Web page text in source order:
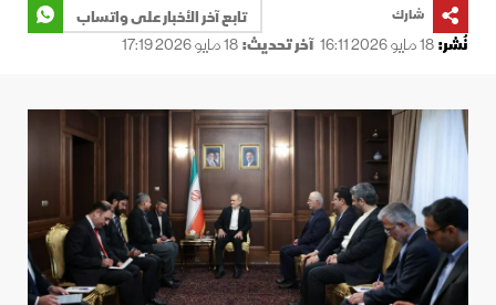
شارك
تابع آخر الأخبار على واتساب
نُشر:18 مايو 2026 16:11 آخر تحديث:18 مايو 2026 17:19